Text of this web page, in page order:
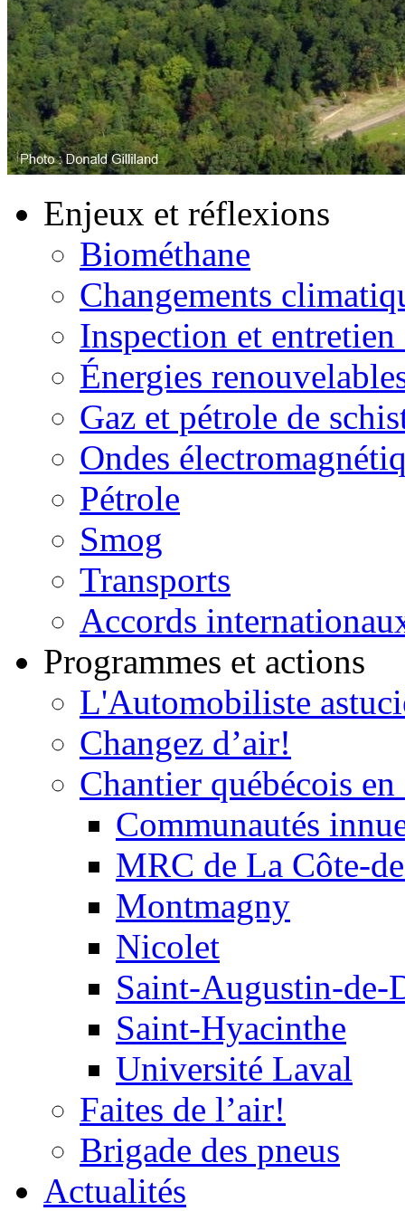
Enjeux et réflexions
Biométhane
Changements
Inspection et entretien
Énergies
Gaz et pétrole de
Ondes
Pétrole
Smog
Transports
Accords
Programmes et actions
L'Automobiliste
Changez d’air!
Chantier québécois
Communautés
MRC de La Côte-
Montmagny
Nicolet
Saint-Augustin-de-
Saint-Hyacinthe
Université Laval
Faites de l’air!
Brigade des pneus
Actualités